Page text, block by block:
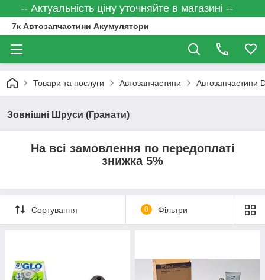
-- Актуальність ціну уточняйте в магазині --
7к Автозапчастини Акумулятори
Товари та послуги Автозапчастини Автозапчастини
Зовнішні Шруси (Гранати)
На всі замовлення по передоплаті
знижка 5%
Сортування 0 Фільтри